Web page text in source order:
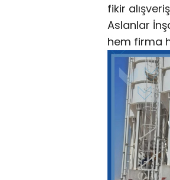
fikir
Aslanlar
hem firma